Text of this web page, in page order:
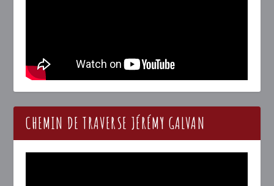
CHEMIN DE TRAVERSE JÉRÉMY GALVAN